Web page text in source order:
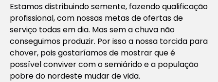
Estamos distribuindo semente, fazendo qualificação
profissional, com nossas metas de ofertas de
serviço todas em dia. Mas sem a chuva não
conseguimos produzir. Por isso a nossa torcida para
chover, pois gostaríamos de mostrar que é
possível conviver com o semiárido e a população
pobre do nordeste mudar de vida.